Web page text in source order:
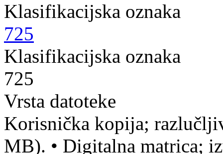
Klasifikacijska oznaka
725
Klasifikacijska oznaka
725
Vrsta datoteke
Korisnička kopija;
MB). • Digitalna matrica;